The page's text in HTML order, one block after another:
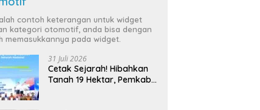
contoh keterangan untuk widget
kategori otomotif, anda bisa dengan
memasukkannya pada widget.
31 Juli 2026
Cetak Sejarah! Hibahkan
Tanah 19 Hektar, Pemkab